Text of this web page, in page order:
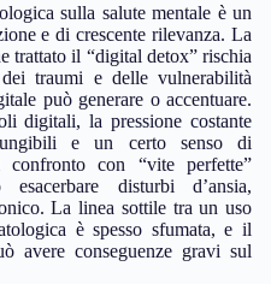
sulla salute mentale è un
e di crescente rilevanza. La
trattato il “digital detox” rischia
traumi e delle vulnerabilità
può generare o accentuare.
digitali, la pressione costante
e un certo senso di
confronto con “vite perfette”
disturbi d’ansia,
La linea sottile tra un uso
è spesso sfumata, e il
avere conseguenze gravi sul